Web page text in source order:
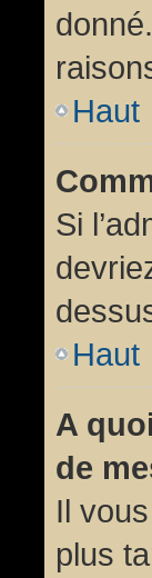
Haut
Si
Haut
A
de
Il
plus